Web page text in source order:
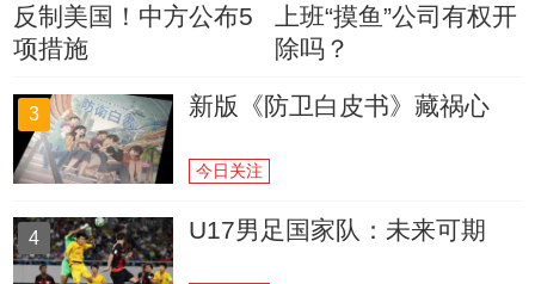
反制美国！中方公布5
项措施
上班“摸鱼”公司有权开
除吗？
3 新版《防卫白皮书》藏祸心
今日关注
4 U17男足国家队：未来可期